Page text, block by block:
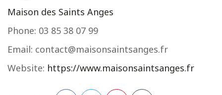
Maison des Saints Anges
Phone: 03 85 38 07 99
Email: contact@maisonsaintsanges.fr
Website: https://www.maisonsaintsanges.fr